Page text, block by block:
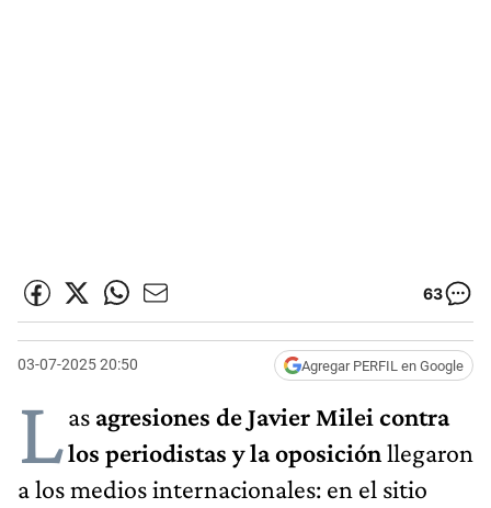
63
03-07-2025 20:50 Agregar PERFIL en Google
Las agresiones de Javier Milei contra
los periodistas y la oposiciónllegaron
a los medios internacionales: en el sitio